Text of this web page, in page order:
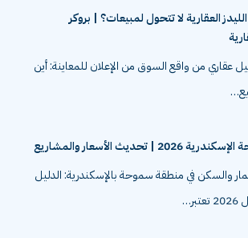
العقارية لا تتحول لمبيعات؟ | بروكر
عقاري من واقع السوق من الإعلان للمعاينة: أين
2026 | تحديث الأسعار والمشاريع
والسكن في منطقة سموحة بالإسكندرية: الدليل